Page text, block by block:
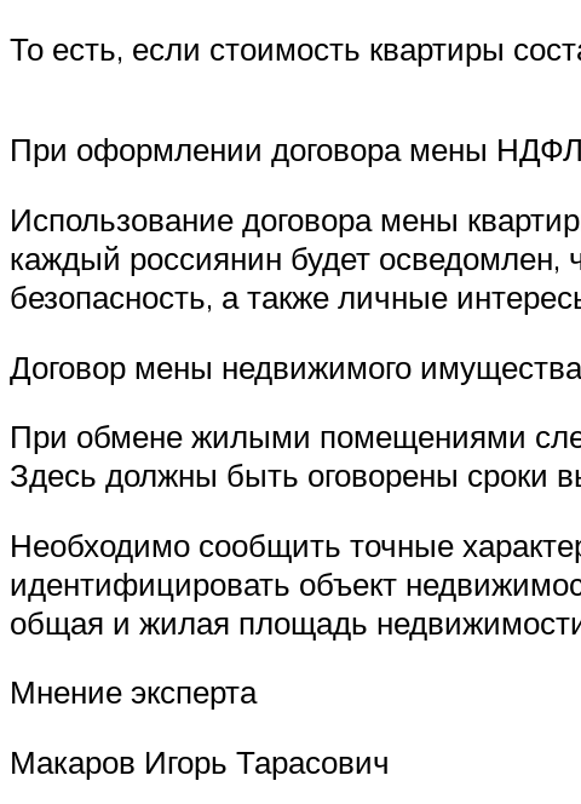
То есть, если стоимость квартиры
При оформлении договора мены
Использование договора мены
каждый россиянин будет осведомлен,
безопасность, а также личные
Договор мены недвижимого
При обмене жилыми помещениями
Здесь должны быть оговорены сроки
Необходимо сообщить точные
идентифицировать объект
общая и жилая площадь
Мнение эксперта
Макаров Игорь Тарасович